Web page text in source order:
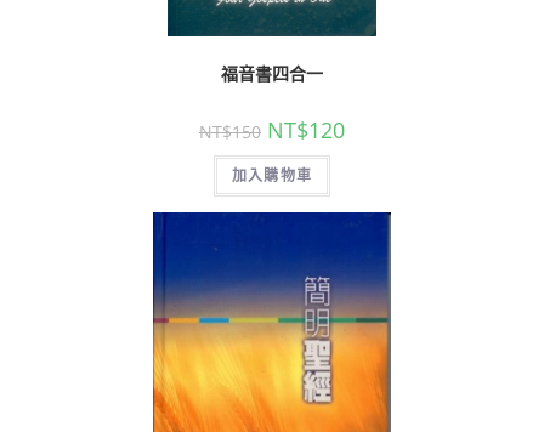
福音書四合一
NT$150 NT$120
加入購物車